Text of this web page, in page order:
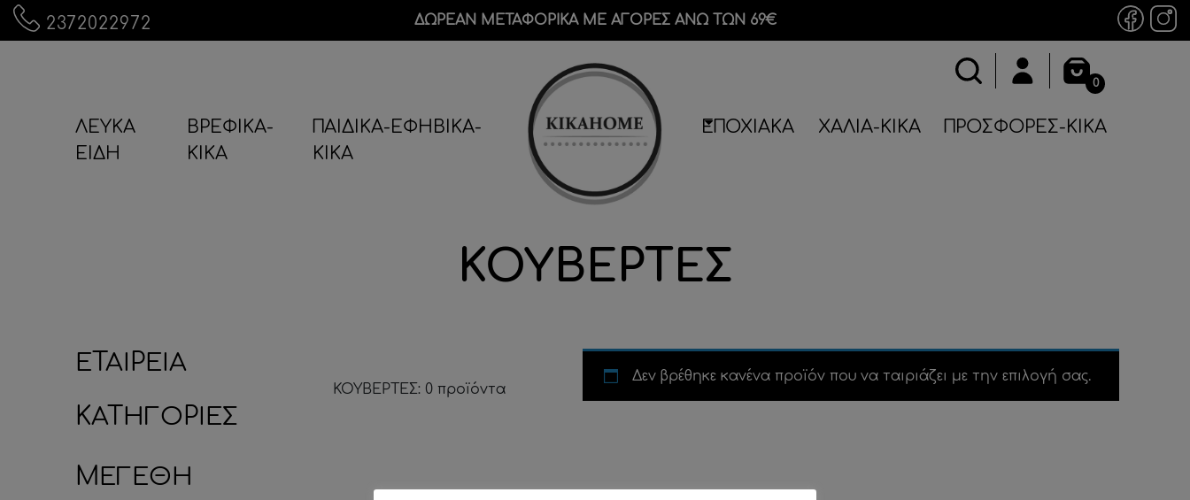
2372022972 ΔΩΡΕΑΝ ΜΕΤΑΦΟΡΙΚΑ ΜΕ ΑΓΟΡΕΣ ΑΝΩ ΤΩΝ 69€
0
ΛΕΥΚΑ
ΕΙΔΗ
ΒΡΕΦΙΚΑ-
KIKA
ΠΑΙΔΙΚΑ-ΕΦΗΒΙΚΑ-
KIKA
ΕΠΟΧΙΑΚΑ ΧΑΛΙΑ-ΚΙΚΑ ΠΡΟΣΦΟΡΕΣ-ΚΙΚΑ
ΚΟΥΒΕΡΤΕΣ
ΕΤΑΙΡΕΙΑ
ΚΑΤΗΓΟΡΙΕΣ
ΜΕΓΕΘΗ
ΚΟΥΒΕΡΤΕΣ: 0 προϊόντα
Δεν βρέθηκε κανένα προϊόν που να ταιριάζει με την επιλογή σας.